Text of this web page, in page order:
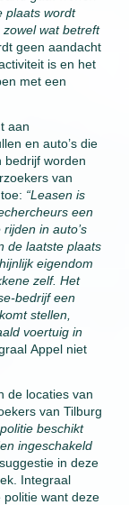
plaats wordt
zowel wat betreft
geen aandacht
is en het
met een
aan
en auto’s die
bedrijf worden
van
“Leasen is
een
in auto’s
de laatste plaats
eigendom
zelf. Het
bedrijf een
stellen,
voertuig in
Appel niet
de locaties van
van Tilburg
beschikt
ingeschakeld
in deze
Integraal
want deze